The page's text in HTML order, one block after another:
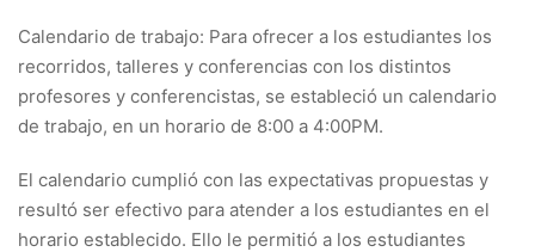
Calendario de trabajo: Para ofrecer a los estudiantes los
recorridos, talleres y conferencias con los distintos
profesores y conferencistas, se estableció un calendario
de trabajo, en un horario de 8:00 a 4:00PM.
El calendario cumplió con las expectativas propuestas y
resultó ser efectivo para atender a los estudiantes en el
horario establecido. Ello le permitió a los estudiantes